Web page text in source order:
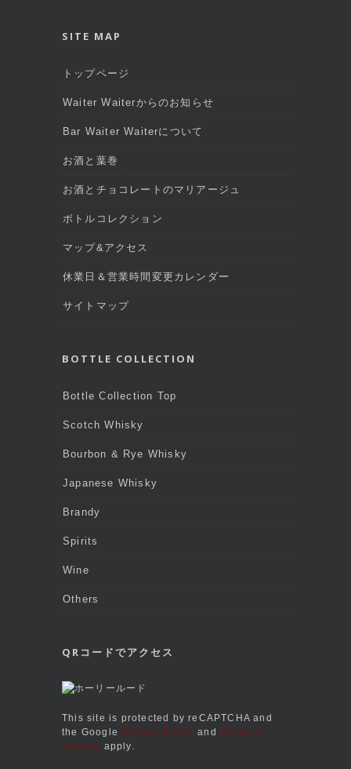
SITE MAP
トップページ
Waiter Waiterからのお知らせ
Bar Waiter Waiterについて
お酒と葉巻
お酒とチョコレートのマリアージュ
ボトルコレクション
マップ&アクセス
休業日＆営業時間変更カレンダー
サイトマップ
BOTTLE COLLECTION
Bottle Collection Top
Scotch Whisky
Bourbon & Rye Whisky
Japanese Whisky
Brandy
Spirits
Wine
Others
QRコードでアクセス
This site is protected by reCAPTCHA and
the Google Privacy Policy andTerms of
Service apply.